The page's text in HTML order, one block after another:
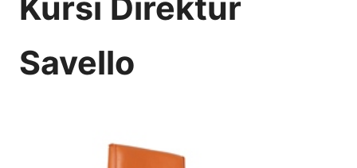
Kursi Direktur
Savello